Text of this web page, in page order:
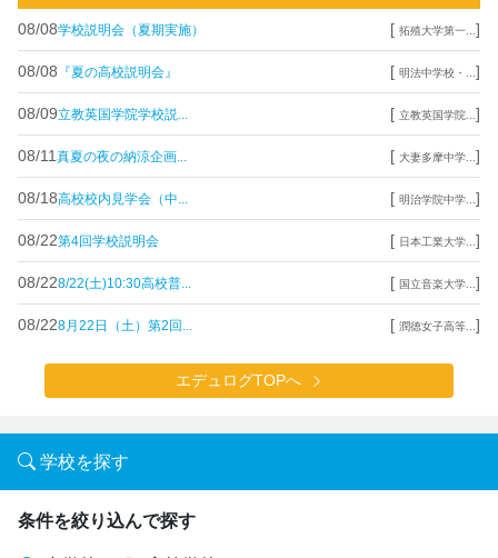
08/08学校説明会（夏期実施） [ 拓殖大学第一... ]
08/08 『夏の高校説明会』 [ 明法中学校・... ]
08/09立教英国学院学校説... [ 立教英国学院... ]
08/11 真夏の夜の納涼企画... [ 大妻多摩中学... ]
08/18高校校内見学会（中... [ 明治学院中学... ]
08/22第4回学校説明会 [ 日本工業大学... ]
08/228/22(土)10:30高校普... [ 国立音楽大学... ]
08/228月22日（土）第2回... [ 潤徳女子高等... ]
エデュログTOPへ
学校を探す
条件を絞り込んで探す